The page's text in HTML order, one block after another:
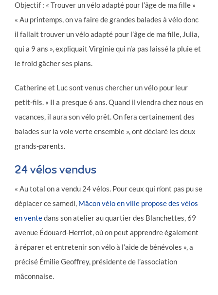
Objectif : « Trouver un vélo adapté pour l’âge de ma fille »
« Au printemps, on va faire de grandes balades à vélo donc
il fallait trouver un vélo adapté pour l’âge de ma fille, Julia,
qui a 9 ans », expliquait Virginie qui n’a pas laissé la pluie et
le froid gâcher ses plans.
Catherine et Luc sont venus chercher un vélo pour leur
petit-fils. « Il a presque 6 ans. Quand il viendra chez nous en
vacances, il aura son vélo prêt. On fera certainement des
balades sur la voie verte ensemble », ont déclaré les deux
grands-parents.
24 vélos vendus
« Au total on a vendu 24 vélos. Pour ceux qui n’ont pas pu se
déplacer ce samedi, Mâcon vélo en ville propose des vélos
en ventedans son atelier au quartier des Blanchettes, 69
avenue Édouard-Herriot, où on peut apprendre également
à réparer et entretenir son vélo à l’aide de bénévoles », a
précisé Émilie Geoffrey, présidente de l’association
mâconnaise.